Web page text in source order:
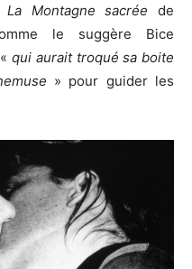
La Montagne sacrée de
le suggère Bice
qui aurait troqué sa boite
» pour guider les